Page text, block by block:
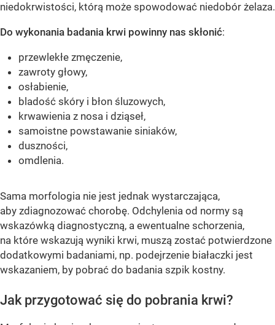
niedokrwistości, którą może spowodować niedobór żelaza.
Do wykonania badania krwi powinny nas skłonić:
przewlekłe zmęczenie,
zawroty głowy,
osłabienie,
bladość skóry i błon śluzowych,
krwawienia z nosa i dziąseł,
samoistne powstawanie siniaków,
duszności,
omdlenia.
Sama morfologia nie jest jednak wystarczająca,
aby zdiagnozować chorobę. Odchylenia od normy są
wskazówką diagnostyczną, a ewentualne schorzenia,
na które wskazują wyniki krwi, muszą zostać potwierdzone
dodatkowymi badaniami, np. podejrzenie białaczki jest
wskazaniem, by pobrać do badania szpik kostny.
Jak przygotować się do pobrania krwi?